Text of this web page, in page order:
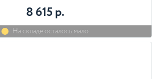
8 615 р.
На складе осталось мало